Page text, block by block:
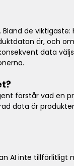
de
är, och
data
förstår vad en
data är
AI inte